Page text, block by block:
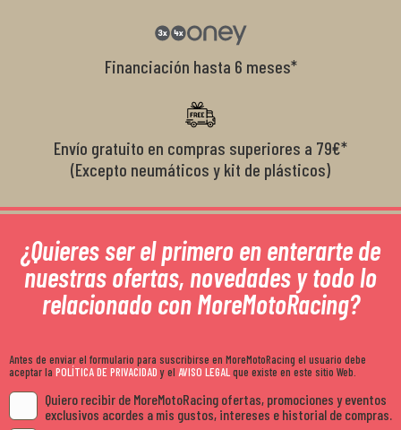
Financiación hasta 6 meses*
Envío gratuito en compras superiores a 79€*
(Excepto neumáticos y kit de plásticos)
¿Quieres ser el primero en enterarte de
nuestras ofertas, novedades y todo lo
relacionado con MoreMotoRacing?
Antes de enviar el formulario para suscribirse en MoreMotoRacing el usuario debe
aceptar la POLÍTICA DE PRIVACIDADy el AVISO LEGALque existe en este sitio Web.
Quiero recibir de MoreMotoRacing ofertas, promociones y eventos
exclusivos acordes a mis gustos, intereses e historial de compras.